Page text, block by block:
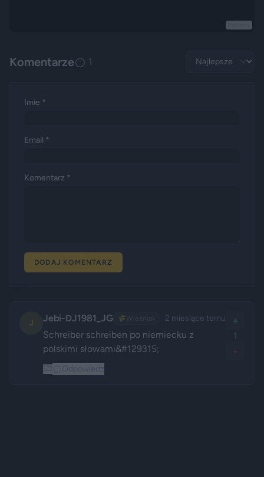
Komentarze 1
Imie *
Email *
Komentarz *
DODAJ KOMENTARZ
J Jebi-DJ1981_JG 🌾 2 miesiące temu
Schreiber schreiben po niemiecku z
polskimi słowami&#129315;
+
1
-